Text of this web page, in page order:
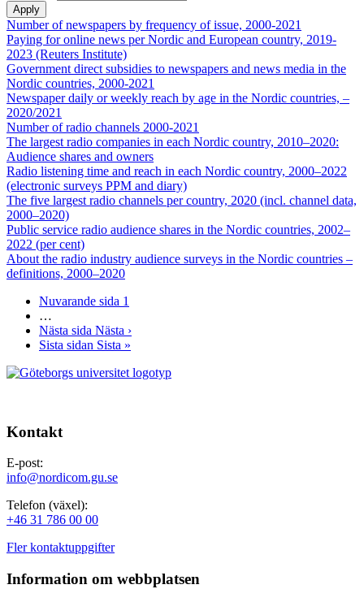
Number of newspapers by frequency of issue, 2000-2021
Paying for online news per Nordic and European country, 2019-
2023 (Reuters Institute)
Government direct subsidies to newspapers and news media in the
Nordic countries, 2000-2021
Newspaper daily or weekly reach by age in the Nordic countries, –
2020/2021
Number of radio channels 2000-2021
The largest radio companies in each Nordic country, 2010–2020:
Audience shares and owners
Radio listening time and reach in each Nordic country, 2000–2022
(electronic surveys PPM and diary)
The five largest radio channels per country, 2020 (incl. channel data,
2000–2020)
Public service radio audience shares in the Nordic countries, 2002–
2022 (per cent)
About the radio industry audience surveys in the Nordic countries –
definitions, 2000–2020
Nuvarande sida 1
…
Nästa sida Nästa ›
Sista sidan Sista »
Kontakt
E-post:
info@nordicom.gu.se
Telefon (växel):
+46 31 786 00 00
Fler kontaktuppgifter
Information om webbplatsen